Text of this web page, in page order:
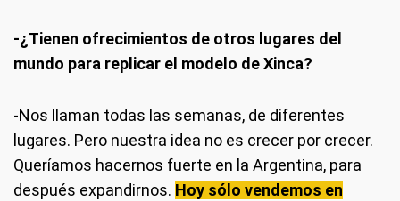
-¿Tienen ofrecimientos de otros lugares del
mundo para replicar el modelo de Xinca?
-Nos llaman todas las semanas, de diferentes
lugares. Pero nuestra idea no es crecer por crecer.
Queríamos hacernos fuerte en la Argentina, para
después expandirnos. Hoy sólo vendemos en